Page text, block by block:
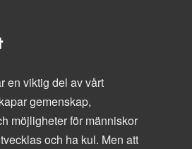
en viktig del av vårt
gemenskap,
möjligheter för människor
och ha kul. Men att